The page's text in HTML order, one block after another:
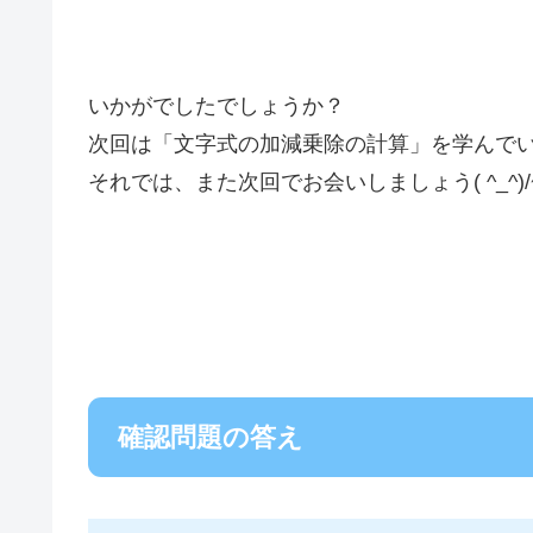
いかがでしたでしょうか？
次回は「文字式の加減乗除の計算」を学んで
それでは、また次回でお会いしましょう(
確認問題の答え